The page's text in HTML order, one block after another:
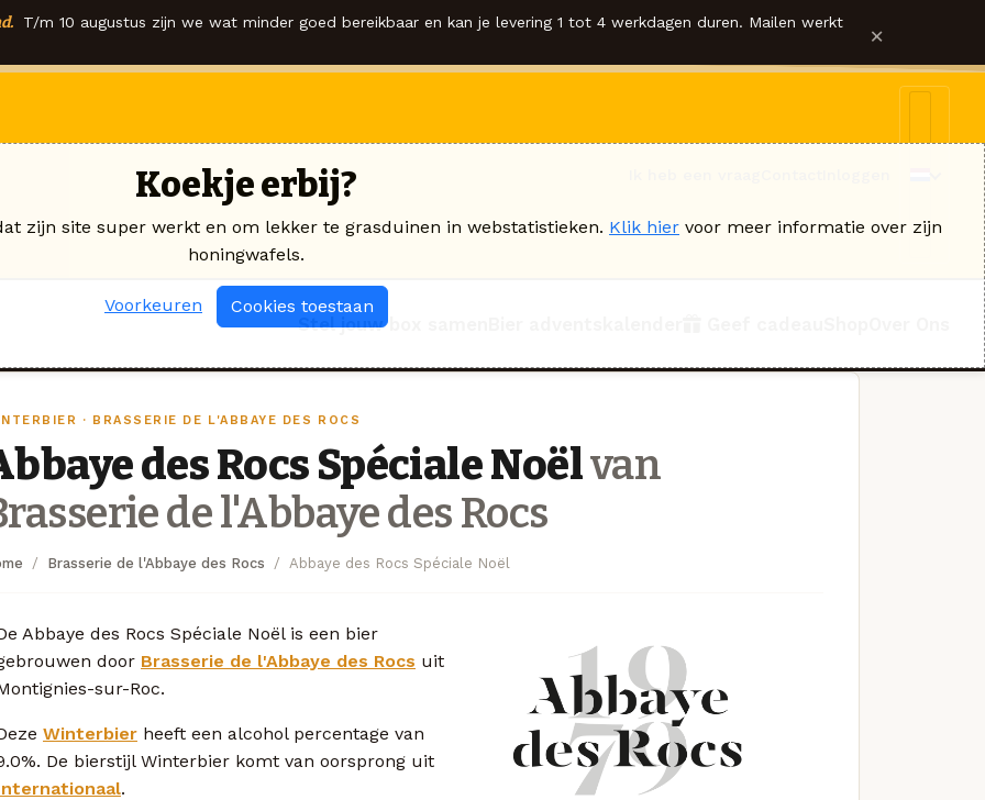
T/m 10 augustus zijn we wat minder goed bereikbaar en kan je levering 1 tot 4 werkdagen duren. Mailen werkt ×
Stel jouw box samen
· BRASSERIE DE L'ABBAYE DES ROCS
des Rocs Spéciale Noëlvan
de l'Abbaye des Rocs
Brasserie de l'Abbaye des Rocs Abbaye des Rocs Spéciale Noël
Abbaye des Rocs Spéciale Noël is een bier
door Brasserie de l'Abbaye des Rocs uit
sur-Roc.
Winterbier heeft een alcohol percentage van
De bierstijl Winterbier komt van oorsprong uit
.
Koekje erbij?
zijn site super werkt en om lekker te grasduinen in webstatistieken. Klik hier voor meer informatie over zijn
honingwafels.
Voorkeuren Cookies toestaan